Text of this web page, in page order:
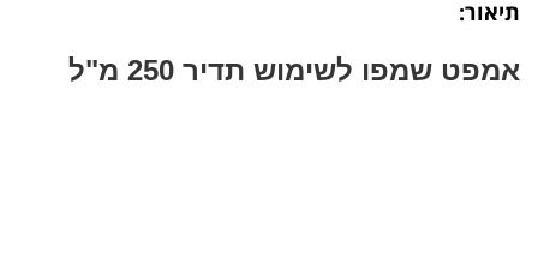
תיאור:
אמפט שמפו לשימוש תדיר 250 מ"ל